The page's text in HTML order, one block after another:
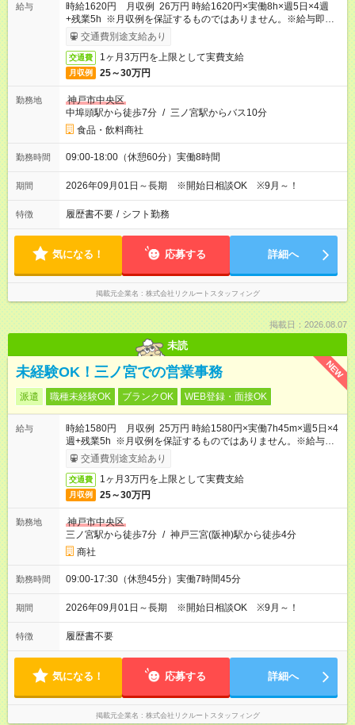
給与
時給1620円 月収例 26万円 時給1620円×実働8h×週5日×4週
+残業5h ※月収例を保証するものではありません。※給与即受取
りサービス利用可（利用条件有）
交通費別途支給あり
交通費 1ヶ月3万円を上限として実費支給
月収例 25～30万円
勤務地
神戸市中央区
中埠頭駅から徒歩7分 / 三ノ宮駅からバス10分
食品・飲料商社
勤務時間 09:00-18:00（休憩60分）実働8時間
期間 2026年09月01日～長期 ※開始日相談OK ※9月～！
特徴 履歴書不要 / シフト勤務
気になる！ 応募する 詳細へ
掲載元企業名 株式会社リクルートスタッフィング
掲載日：2026.08.07
未読
NEW
未経験OK！三ノ宮での営業事務
派遣 職種未経験OK ブランクOK WEB登録・面接OK
給与
時給1580円 月収例 25万円 時給1580円×実働7h45m×週5日×4
週+残業5h ※月収例を保証するものではありません。※給与即受
取りサービス利用可（利用条件有）
交通費別途支給あり
交通費 1ヶ月3万円を上限として実費支給
月収例 25～30万円
勤務地
神戸市中央区
三ノ宮駅から徒歩7分 / 神戸三宮(阪神)駅から徒歩4分
商社
勤務時間 09:00-17:30（休憩45分）実働7時間45分
期間 2026年09月01日～長期 ※開始日相談OK ※9月～！
特徴 履歴書不要
気になる！ 応募する 詳細へ
掲載元企業名 株式会社リクルートスタッフィング